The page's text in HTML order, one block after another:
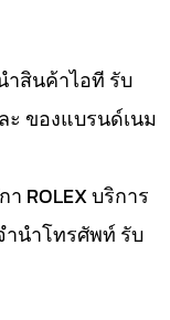
ำสินค้าไอที รับ
ของแบรนด์เนม
ROLEX บริการ
นำโทรศัพท์ รับ